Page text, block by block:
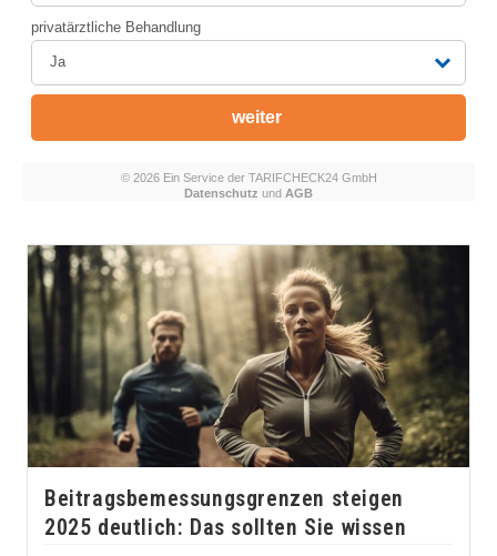
Beitragsbemessungsgrenzen steigen
2025 deutlich: Das sollten Sie wissen